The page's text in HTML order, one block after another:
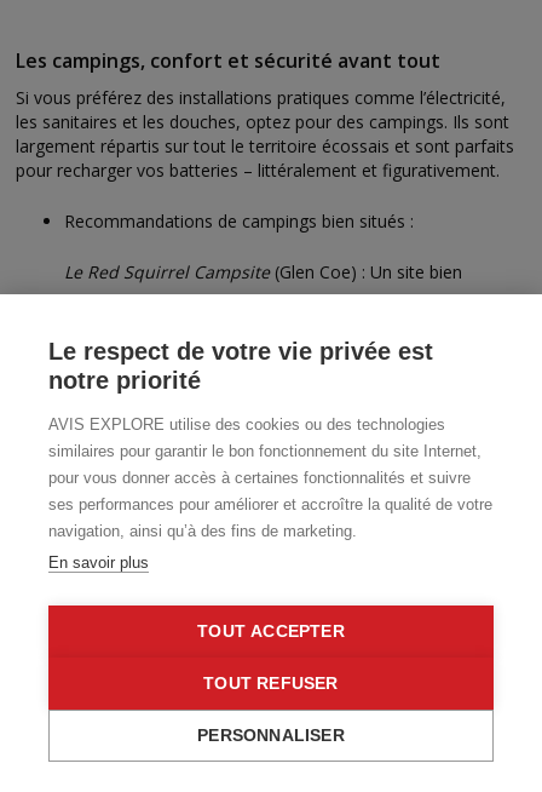
Les campings, confort et sécurité avant tout
Si vous préférez des installations pratiques comme l’électricité,
les sanitaires et les douches, optez pour des campings. Ils sont
largement répartis sur tout le territoire écossais et sont parfaits
pour recharger vos batteries – littéralement et figurativement.
Recommandations de campings bien situés :
Le Red Squirrel Campsite(Glen Coe) : Un site bien
entretenu dans un cadre magnifique, idéal pour les
Le Torvaig Caravan and Camping Site(Portree, île de
Skye) : À quelques minutes de Portree, parfait pour
explorer l’île.
Le Achmelvich Beach Campsite(North Coast 500) :
Directement sur la plage, idéal pour les amateurs de
paysages marins.
Pour ce qui est des tarifs, comptez en moyenne entre 12£
et 25£ par nuit pour un emplacement avec électricité.
Meilleures périodes pour visiter l’Écosse
L’Écosse, avec ses paysages changeants et son climat
apporte son lot d’avantages et d’expériences uniques. Voici un
guide pour choisir le moment idéal selon vos préférences.
Le respect de votre vie privée est
notre priorité
AVIS EXPLORE utilise des cookies ou des technologies
similaires pour garantir le bon fonctionnement du site Internet,
pour vous donner accès à certaines fonctionnalités et suivre
ses performances pour améliorer et accroître la qualité de votre
navigation, ainsi qu’à des fins de marketing.
En savoir plus
TOUT ACCEPTER
TOUT REFUSER
PERSONNALISER